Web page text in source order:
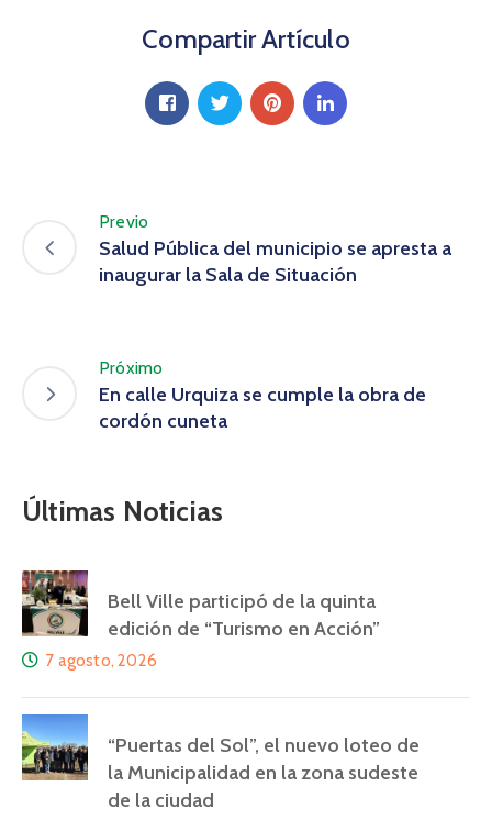
Compartir Artículo
Previo
Salud Pública del municipio se apresta a
inaugurar la Sala de Situación
Próximo
En calle Urquiza se cumple la obra de
cordón cuneta
Últimas Noticias
Bell Ville participó de la quinta
edición de “Turismo en Acción”
7 agosto, 2026
“Puertas del Sol”, el nuevo loteo de
la Municipalidad en la zona sudeste
de la ciudad